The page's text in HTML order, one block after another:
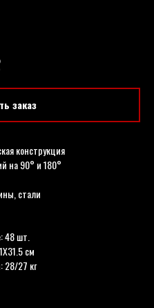
заказ
конструкция
на 90° и 180°
стали
48 шт.
см
28/27 кг